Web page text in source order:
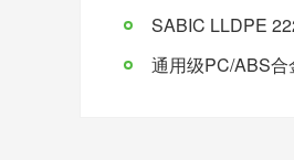
SABIC LLDPE
通用级PC/ABS